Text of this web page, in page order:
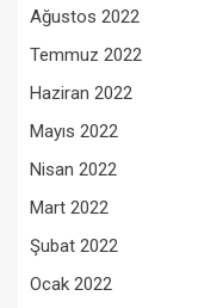
Ağustos 2022
Temmuz 2022
Haziran 2022
Mayıs 2022
Nisan 2022
Mart 2022
Şubat 2022
Ocak 2022